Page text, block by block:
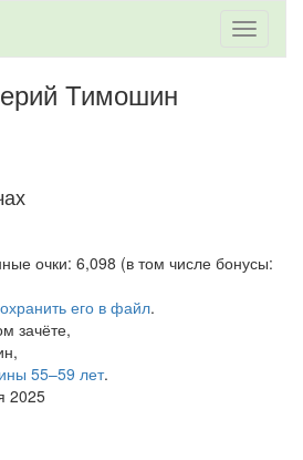
Toggle
Тимошин
очки: 6,098 (в том числе бонусы:
его в файл.
зачёте,
55–59 лет.
2025